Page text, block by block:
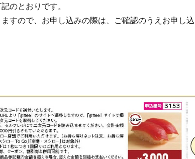
のとおりです。
すので、お申し込みの際は、ご確認のうえお申し込